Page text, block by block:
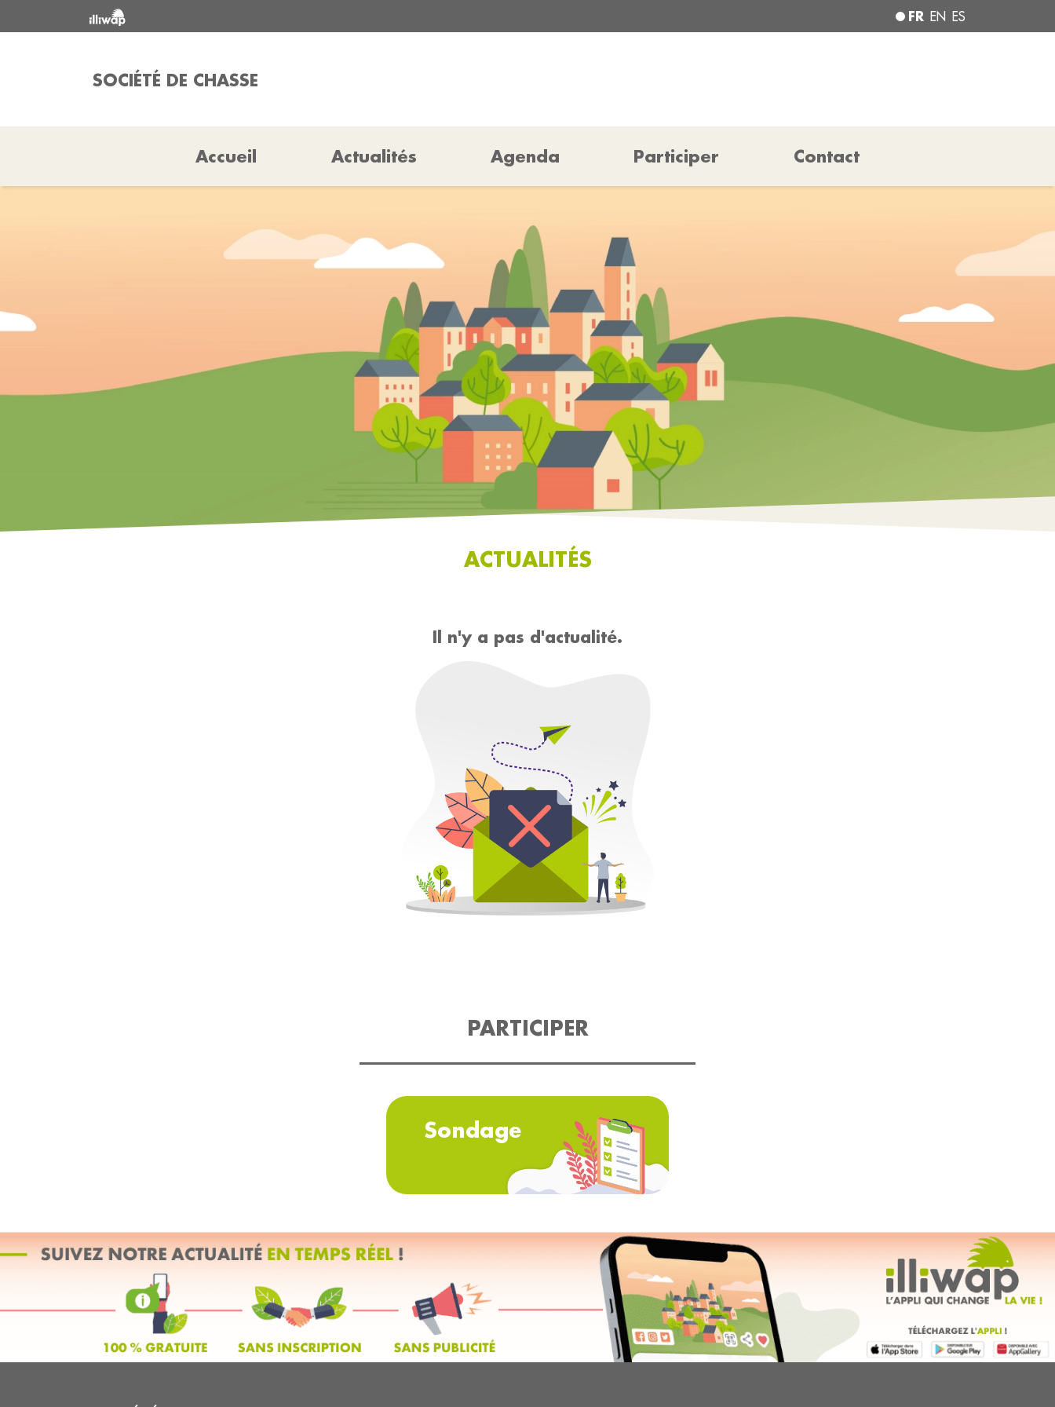
FR EN ES
SOCIÉTÉ DE CHASSE
Accueil Actualités Agenda Participer Contact
ACTUALITÉS
Il n'y a pas d'actualité.
PARTICIPER
Sondage